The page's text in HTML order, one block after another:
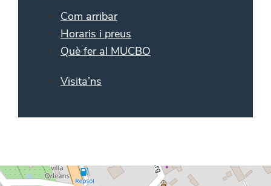
Com arribar
Horaris i preus
Què fer al MUCBO
Visita’ns